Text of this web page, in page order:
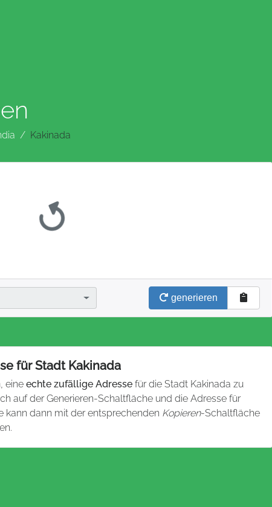
Kakinada
generieren
für Stadt Kakinada
eine echte zufällige Adresse für die Stadt Kakinada zu
auf der Generieren-Schaltfläche und die Adresse für
kann dann mit der entsprechenden Kopieren-Schaltfläche